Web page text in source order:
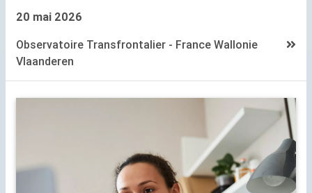
20 mai 2026
Observatoire Transfrontalier - France Wallonie
Vlaanderen